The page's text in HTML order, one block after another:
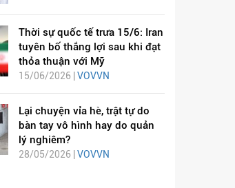
Thời sự quốc tế trưa 15/6: Iran
tuyên bố thắng lợi sau khi đạt
thỏa thuận với Mỹ
15/06/2026 |VOVVN
Lại chuyện vỉa hè, trật tự do
bàn tay vô hình hay do quản
lý nghiêm?
28/05/2026 |VOVVN